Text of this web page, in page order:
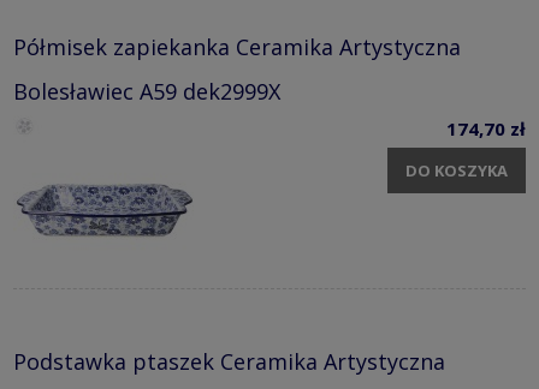
Półmisek zapiekanka Ceramika Artystyczna
Bolesławiec A59 dek2999X
174,70 zł
DO KOSZYKA
Podstawka ptaszek Ceramika Artystyczna